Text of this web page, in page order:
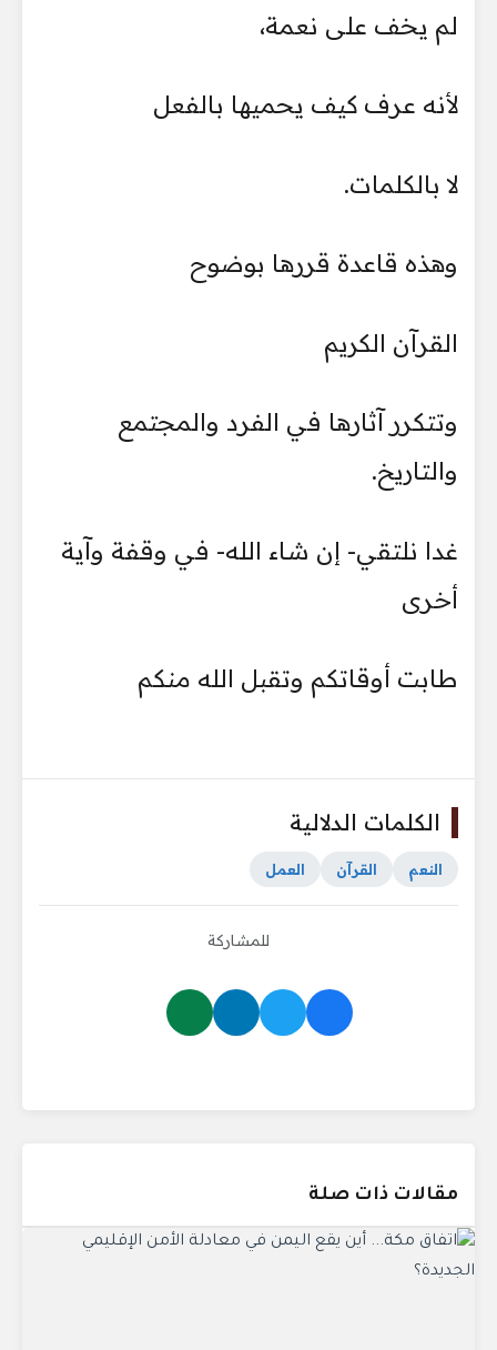
لم يخف على نعمة،
لأنه عرف كيف يحميها بالفعل
لا بالكلمات.
وهذه قاعدة قررها بوضوح
القرآن الكريم
وتتكرر آثارها في الفرد والمجتمع
والتاريخ.
غدا نلتقي- إن شاء الله- في وقفة وآية
أخرى
طابت أوقاتكم وتقبل الله منكم
الكلمات الدلالية
النعم القرآن العمل
للمشاركة
مقالات ذات صلة